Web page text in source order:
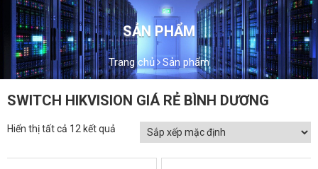
SẢN PHẨM
Trang chủ Sản phẩm
SWITCH HIKVISION GIÁ RẺ BÌNH DƯƠNG
Hiển thị tất cả 12 kết quả